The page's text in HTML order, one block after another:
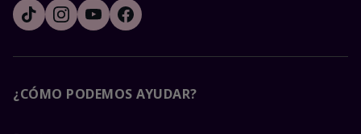
¿CÓMO PODEMOS AYUDAR?